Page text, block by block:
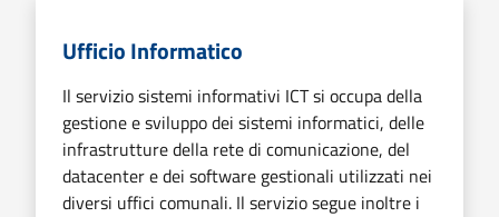
Ufficio Informatico
Il servizio sistemi informativi ICT si occupa della
gestione e sviluppo dei sistemi informatici, delle
infrastrutture della rete di comunicazione, del
datacenter e dei software gestionali utilizzati nei
diversi uffici comunali. Il servizio segue inoltre i